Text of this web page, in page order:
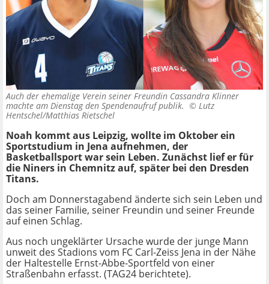
Auch der ehemalige Verein seiner Freundin Cassandra Klinner
machte am Dienstag den Spendenaufruf publik. © Lutz
Hentschel/Matthias Rietschel
Noah kommt aus Leipzig, wollte im Oktober ein
Sportstudium in Jena aufnehmen, der
Basketballsport war sein Leben. Zunächst lief er für
die Niners in Chemnitz auf, später bei den Dresden
Titans.
Doch am Donnerstagabend änderte sich sein Leben und
das seiner Familie, seiner Freundin und seiner Freunde
auf einen Schlag.
Aus noch ungeklärter Ursache wurde der junge Mann
unweit des Stadions vom FC Carl-Zeiss Jena in der Nähe
der Haltestelle Ernst-Abbe-Sportfeld von einer
Straßenbahn erfasst. (TAG24 berichtete).